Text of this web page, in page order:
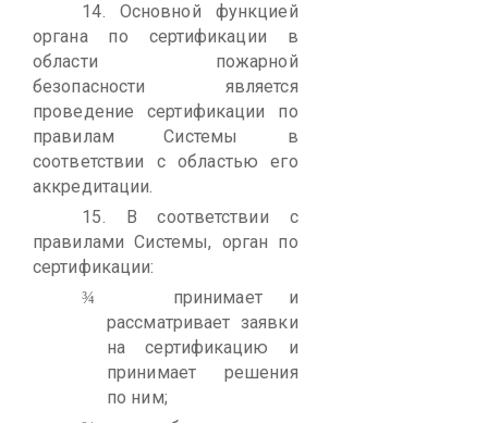
14. Основной функцией
органа по сертификации в
области пожарной
безопасности является
проведение сертификации по
правилам Системы в
соответствии с областью его
аккредитации.
15. В соответствии с
правилами Системы, орган по
сертификации:
¾
принимает и
рассматривает заявки
на сертификацию и
принимает решения
по ним;